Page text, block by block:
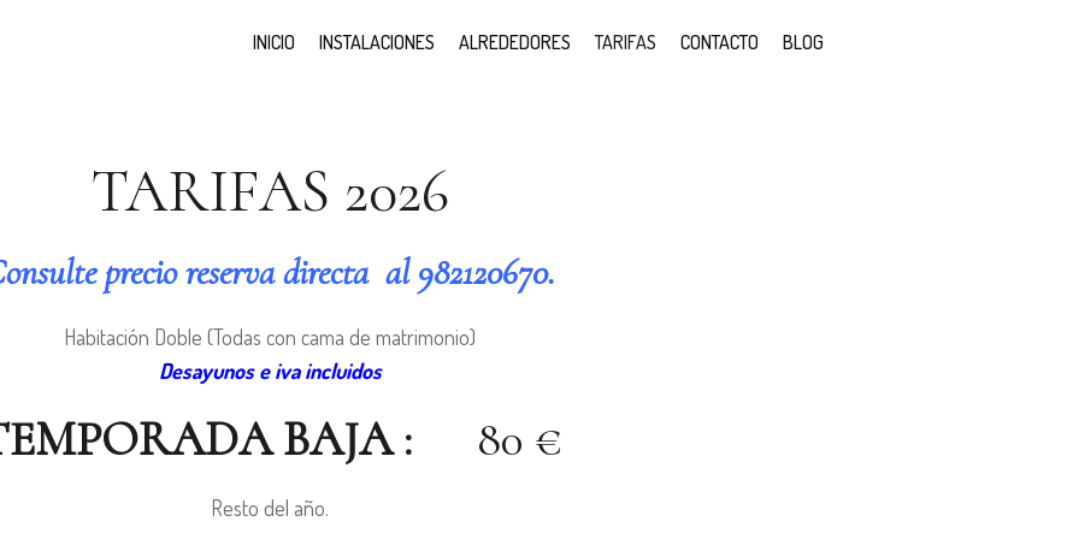
INICIO INSTALACIONES ALREDEDORES TARIFAS CONTACTO BLOG
TARIFAS 2026
precio reserva directa al 982120670.
Habitación Doble (Todas con cama de matrimonio)
Desayunos e iva incluidos
BAJA :80 €
Resto del año.